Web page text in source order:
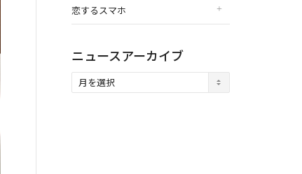
恋するスマホ
ニュースアーカイブ
ュ